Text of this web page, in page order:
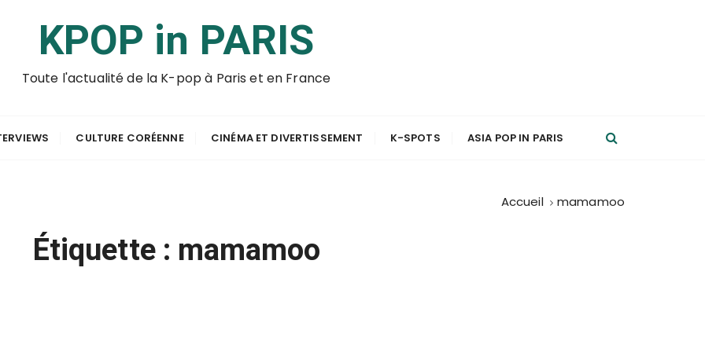
KPOP in PARIS
Toute l'actualité de la K-pop à Paris et en France
CULTURE CORÉENNE CINÉMA ET DIVERTISSEMENT K-SPOTS ASIA POP IN PARIS
Accueil mamamoo
Étiquette : mamamoo